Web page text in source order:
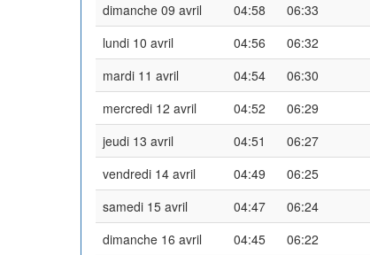
dimanche 09 avril
04:58 06:33
lundi 10 avril
04:56 06:32
mardi 11 avril
04:54 06:30
mercredi 12 avril
04:52 06:29
jeudi 13 avril
04:51 06:27
vendredi 14 avril
04:49 06:25
samedi 15 avril
04:47 06:24
dimanche 16 avril
04:45 06:22